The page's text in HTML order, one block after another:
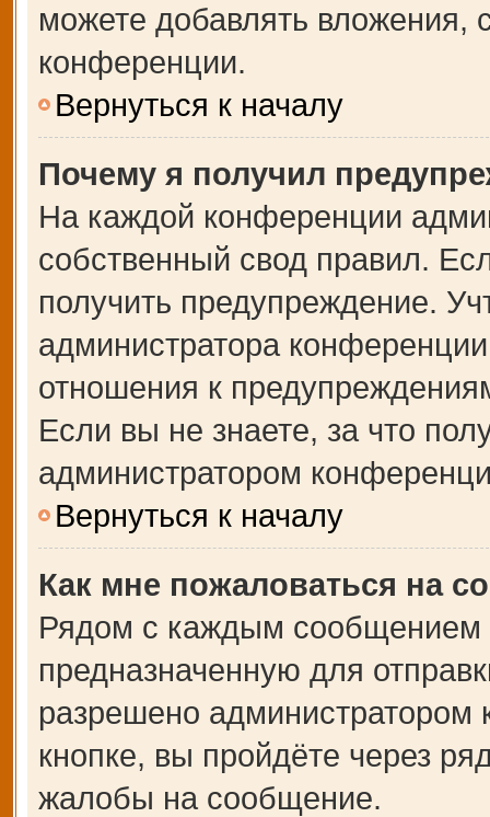
можете добавлять вложения,
конференции.
Вернуться к началу
Почему я получил
На каждой конференции
собственный свод правил.
получить предупреждение.
администратора
отношения к
Если вы не знаете, за что
администратором
Вернуться к началу
Как мне пожаловаться на
Рядом с каждым сообщением
предназначенную для
разрешено
кнопке, вы пройдёте через
жалобы на сообщение.